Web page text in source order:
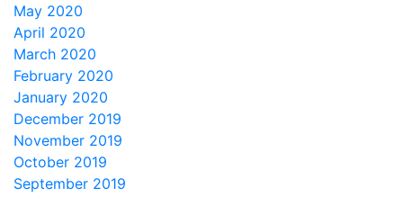
May 2020
April 2020
March 2020
February 2020
January 2020
December 2019
November 2019
October 2019
September 2019